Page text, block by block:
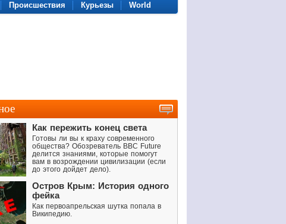
Происшествия Курьезы World
Как пережить конец света
Готовы ли вы к краху современного
общества? Обозреватель BBC Future
делится знаниями, которые помогут
вам в возрождении цивилизации (если
до этого дойдет дело).
Остров Крым: История одного
фейка
Как первоапрельская шутка попала в
Википедию.